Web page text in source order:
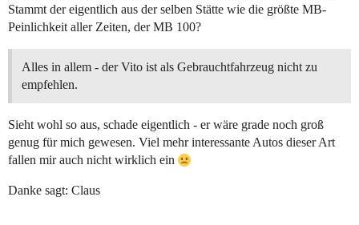
Stammt der eigentlich aus der selben Stätte wie die größte MB-
Peinlichkeit aller Zeiten, der MB 100?
Alles in allem - der Vito ist als Gebrauchtfahrzeug nicht zu
empfehlen.
Sieht wohl so aus, schade eigentlich - er wäre grade noch groß
genug für mich gewesen. Viel mehr interessante Autos dieser Art
fallen mir auch nicht wirklich ein
Danke sagt: Claus